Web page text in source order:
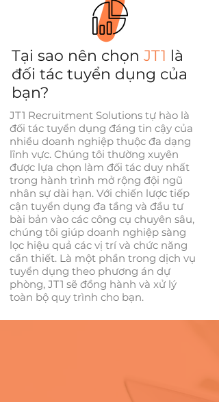
Tại sao nên chọn JT1 là
đối tác tuyển dụng của
bạn?
JT1 Recruitment Solutions tự hào là
đối tác tuyển dụng đáng tin cậy của
nhiều doanh nghiệp thuộc đa dạng
lĩnh vực. Chúng tôi thường xuyên
được lựa chọn làm đối tác duy nhất
trong hành trình mở rộng đội ngũ
nhân sự dài hạn. Với chiến lược tiếp
cận tuyển dụng đa tầng và đầu tư
bài bản vào các công cụ chuyên sâu,
chúng tôi giúp doanh nghiệp sàng
lọc hiệu quả các vị trí và chức năng
cần thiết. Là một phần trong dịch vụ
tuyển dụng theo phương án dự
phòng, JT1 sẽ đồng hành và xử lý
toàn bộ quy trình cho bạn.